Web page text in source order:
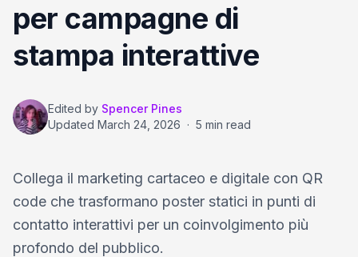
per campagne di
stampa interattive
Edited by Spencer Pines
Updated March 24, 2026 · 5 min read
Collega il marketing cartaceo e digitale con QR
code che trasformano poster statici in punti di
contatto interattivi per un coinvolgimento più
profondo del pubblico.